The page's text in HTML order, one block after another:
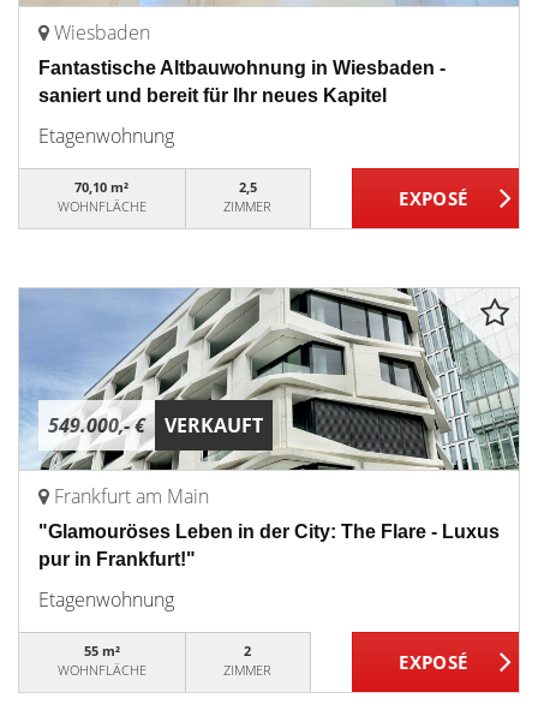
Wiesbaden
Fantastische Altbauwohnung in Wiesbaden -
saniert und bereit für Ihr neues Kapitel
Etagenwohnung
70,10 m²
WOHNFLÄCHE
2,5
ZIMMER
549.000,- € VERKAUFT
Frankfurt am Main
"Glamouröses Leben in der City: The Flare - Luxus
pur in Frankfurt!"
Etagenwohnung
55 m²
WOHNFLÄCHE
2
ZIMMER